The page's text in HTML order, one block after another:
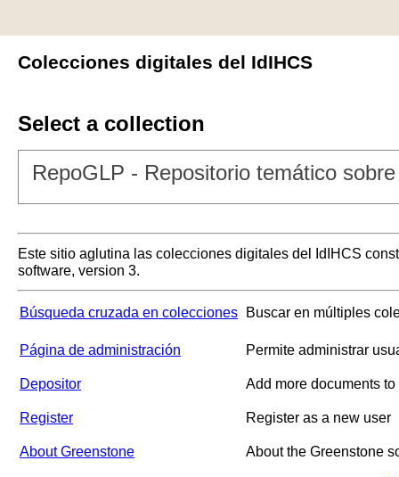
Colecciones digitales del IdIHCS
Select a collection
RepoGLP - Repositorio temático
Este sitio aglutina las colecciones digitales del IdIHCS
software, version 3.
Búsqueda cruzada en colecciones Buscar en múltiples
Página de administración Permite administrar
Depositor Add more documents
Register Register as a new user
About Greenstone About the Greenstone